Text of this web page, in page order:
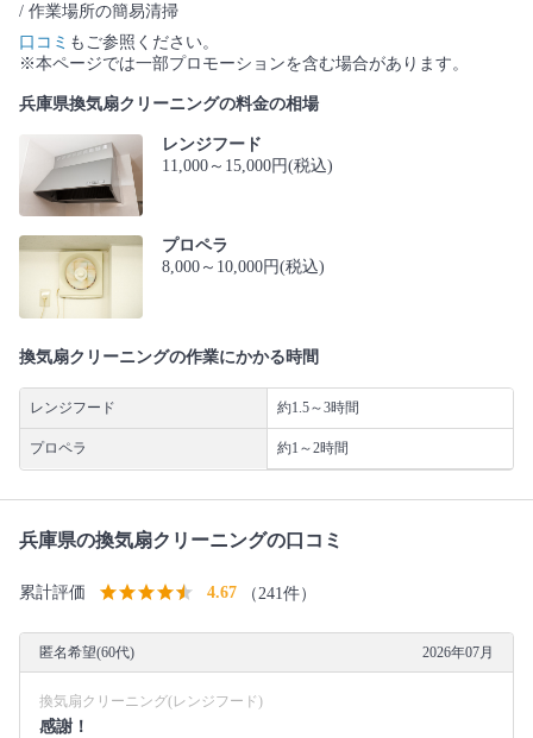
/ 作業場所の簡易清掃
口コミ もご参照ください。
※本ページでは一部プロモーションを含む場合があります。
兵庫県換気扇クリーニングの料金の相場
レンジフード
11,000～15,000円(税込)
プロペラ
8,000～10,000円(税込)
換気扇クリーニングの作業にかかる時間
レンジフード 約1.5～3時間
プロペラ 約1～2時間
兵庫県の換気扇クリーニングの口コミ
累計評価 4.67 （241件）
匿名希望(60代) 2026年07月
換気扇クリーニング(レンジフード)
感謝！